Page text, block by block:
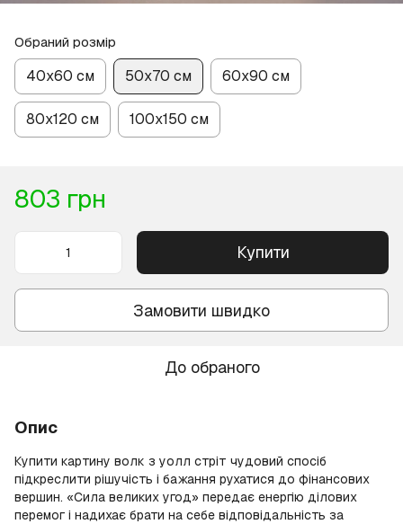
Обраний розмір
40х60 см 50х70 см 60х90 см
80х120 см 100х150 см
803 грн
Купити
Замовити швидко
До обраного
Опис
Купити картину волк з уолл стріт чудовий спосіб
підкреслити рішучість і бажання рухатися до фінансових
вершин. «Сила великих угод» передає енергію ділових
перемог і надихає брати на себе відповідальність за